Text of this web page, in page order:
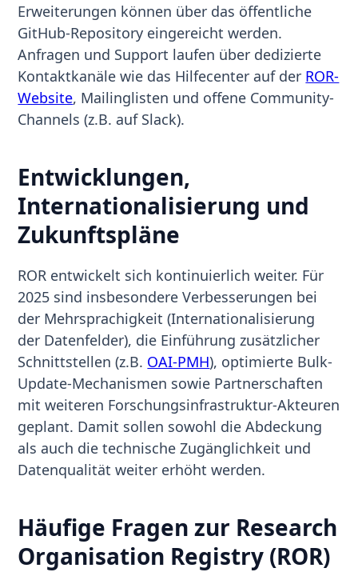
Erweiterungen können über das öffentliche
GitHub-Repository eingereicht werden.
Anfragen und Support laufen über dedizierte
Kontaktkanäle wie das Hilfecenter auf der ROR-
Website, Mailinglisten und offene Community-
Channels (z.B. auf Slack).
Entwicklungen,
Internationalisierung und
Zukunftspläne
ROR entwickelt sich kontinuierlich weiter. Für
2025 sind insbesondere Verbesserungen bei
der Mehrsprachigkeit (Internationalisierung
der Datenfelder), die Einführung zusätzlicher
Schnittstellen (z.B. OAI-PMH), optimierte Bulk-
Update-Mechanismen sowie Partnerschaften
mit weiteren Forschungsinfrastruktur-Akteuren
geplant. Damit sollen sowohl die Abdeckung
als auch die technische Zugänglichkeit und
Datenqualität weiter erhöht werden.
Häufige Fragen zur Research
Organisation Registry (ROR)